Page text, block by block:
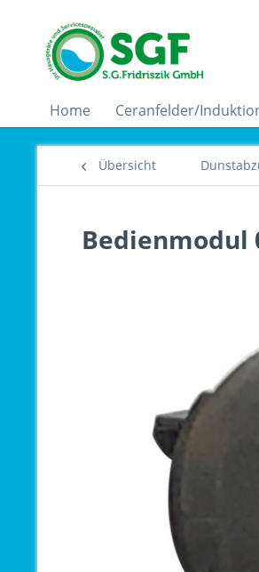
Home Ceranfelder/
Übersicht
Bedienmodul